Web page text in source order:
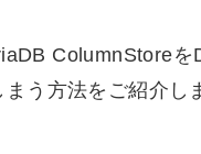
ColumnStoreを
う方法をご紹介し